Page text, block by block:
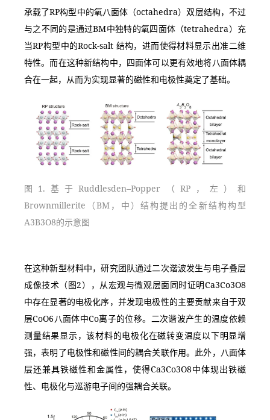
承载了RP构型中的氧八面体（octahedra）双层结构，不过
与之不同的是通过BM中独特的氧四面体（tetrahedra）充
当RP构型中的Rock-salt 结构，进而使得材料显示出准二维
特性。而在这种新结构中，四面体可以更有效地将八面体耦
合在一起，从而为实现显著的磁性和电极性奠定了基础。
图1.基于Ruddlesden–Popper（RP，左）和
Brownmillerite（BM，中）结构提出的全新结构构型
A3B3O8的示意图
在这种新型材料中，研究团队通过二次谐波发生与电子叠层
成像技术（图2），从宏观与微观层面同时证明Ca3Co3O8
中存在显著的电极化序，并发现电极性的主要贡献来自于双
层CoO6八面体中Co离子的位移。二次谐波产生的温度依赖
测量结果显示，该材料的电极化在磁转变温度以下明显增
强，表明了电极性和磁性间的耦合关联作用。此外，八面体
层还兼具铁磁性和金属性，使得Ca3Co3O8中体现出铁磁
性、电极化与巡游电子间的强耦合关联。